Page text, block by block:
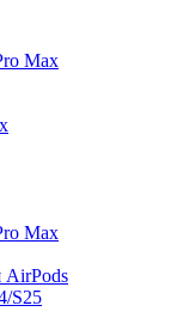
Max
Max
AirPods
S25